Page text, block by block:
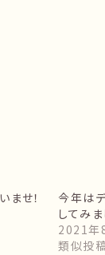
ませ！
今年は
してみ
2021年
類似投稿